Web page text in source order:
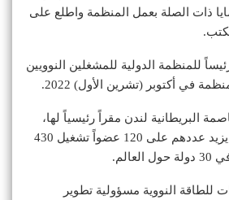
ذات الصلة بعمل المنظمة واطلع على
للمنظمة الدولية للمشغلين النوويين
في أكتوبر (تشرين الأول) 2022.
البريطانية لندن مقراً رئيسياً لها،
ويتولى أعضاؤها الذين يزيد عددهم على 120 عضواً تشغيل 430
للطاقة النووية مسؤولية تطوير